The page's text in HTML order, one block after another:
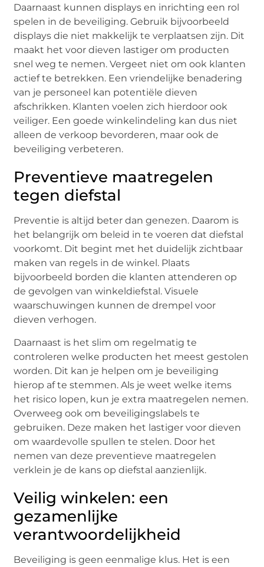
Daarnaast kunnen displays en inrichting een rol
spelen in de beveiliging. Gebruik bijvoorbeeld
displays die niet makkelijk te verplaatsen zijn. Dit
maakt het voor dieven lastiger om producten
snel weg te nemen. Vergeet niet om ook klanten
actief te betrekken. Een vriendelijke benadering
van je personeel kan potentiële dieven
afschrikken. Klanten voelen zich hierdoor ook
veiliger. Een goede winkelindeling kan dus niet
alleen de verkoop bevorderen, maar ook de
beveiliging verbeteren.
Preventieve maatregelen
tegen diefstal
Preventie is altijd beter dan genezen. Daarom is
het belangrijk om beleid in te voeren dat diefstal
voorkomt. Dit begint met het duidelijk zichtbaar
maken van regels in de winkel. Plaats
bijvoorbeeld borden die klanten attenderen op
de gevolgen van winkeldiefstal. Visuele
waarschuwingen kunnen de drempel voor
dieven verhogen.
Daarnaast is het slim om regelmatig te
controleren welke producten het meest gestolen
worden. Dit kan je helpen om je beveiliging
hierop af te stemmen. Als je weet welke items
het risico lopen, kun je extra maatregelen nemen.
Overweeg ook om beveiligingslabels te
gebruiken. Deze maken het lastiger voor dieven
om waardevolle spullen te stelen. Door het
nemen van deze preventieve maatregelen
verklein je de kans op diefstal aanzienlijk.
Veilig winkelen: een
gezamenlijke
verantwoordelijkheid
Beveiliging is geen eenmalige klus. Het is een